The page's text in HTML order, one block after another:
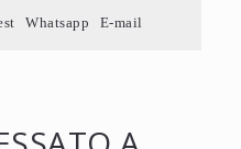
Whatsapp E-mail